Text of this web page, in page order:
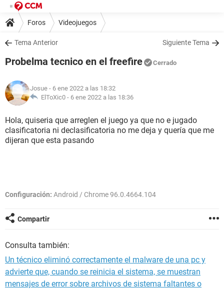
Foros Videojuegos
Tema Anterior Siguiente Tema
Probelma tecnico en el freefire Cerrado
Josue - 6 ene 2022 a las 18:32
ElToXic0 - 6 ene 2022 a las 18:36
Hola, quiseria que arreglen el juego ya que no e jugado
clasificatoria ni declasificatoria no me deja y quería que me
dijeran que esta pasando
Configuración: Android / Chrome 96.0.4664.104
Compartir
Consulta también:
Un técnico eliminó correctamente el malware de una pc y
advierte que, cuando se reinicia el sistema, se muestran
mensajes de error sobre archivos de sistema faltantes o